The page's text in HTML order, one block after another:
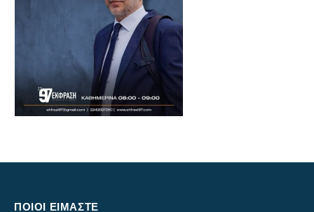
ΠΟΙΟΙ ΕΙΜΑΣΤΕ